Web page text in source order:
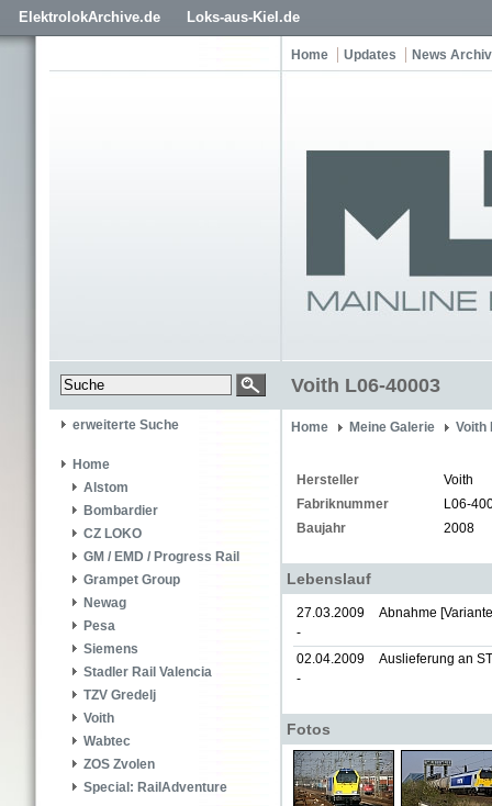
ElektrolokArchive.de Loks-aus-Kiel.de
Home Updates News Archiv
Voith L06-40003
erweiterte Suche
Home
Alstom
Bombardier
CZ LOKO
GM / EMD / Progress Rail
Grampet Group
Newag
Pesa
Siemens
Stadler Rail Valencia
TZV Gredelj
Voith
Wabtec
ZOS Zvolen
Special: RailAdventure
Home Meine Galerie Voith
Hersteller
Voith
Fabriknummer
L06-
Baujahr
2008
Lebenslauf
27.03.2009
-
Abnahme
02.04.2009
-
Auslieferung an
Fotos